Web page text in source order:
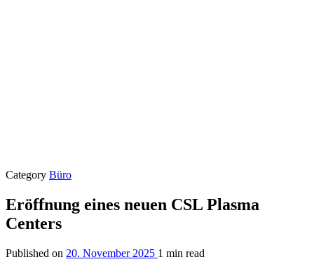
Category Büro
Eröffnung eines neuen CSL Plasma
Centers
Published on 20. November 2025 1 min read